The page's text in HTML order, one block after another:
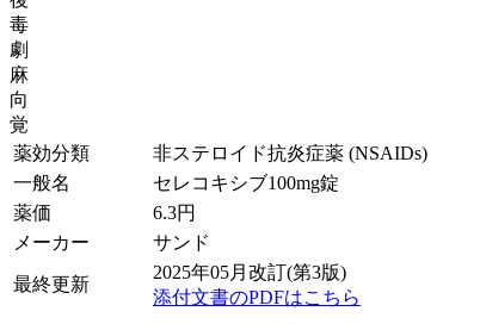
毒
劇
麻
向
覚
薬効分類
非ステロイド抗炎症薬 (NSAIDs)
一般名
セレコキシブ100mg錠
薬価
6.3円
メーカー
サンド
最終更新
2025年05月改訂(第3版)
添付文書のPDFはこちら